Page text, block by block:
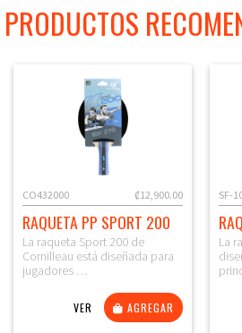
PRODUCTOS
₡12,900.00
CO432000
RAQUETA PP SPORT 200
La raqueta Sport 200 de
Cornilleau está diseñada para
jugadores …
VER AGREGAR
SF-
La